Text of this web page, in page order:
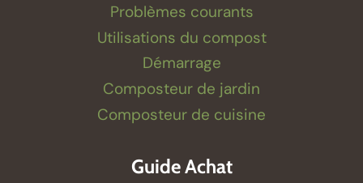
Problèmes courants
Utilisations du compost
Démarrage
Composteur de jardin
Composteur de cuisine
Guide Achat